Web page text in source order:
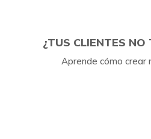
¿TUS CLIENTES NO
Aprende cómo crear